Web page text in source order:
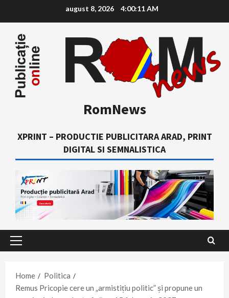
content
august 8, 2026 4:00:12 AM
RomNews
XPRINT – PRODUCTIE PUBLICITARA ARAD, PRINT
DIGITAL SI SEMNALISTICA
Primary
Home
Politica
Remus Pricopie cere un „armistițiu politic” şi propune un